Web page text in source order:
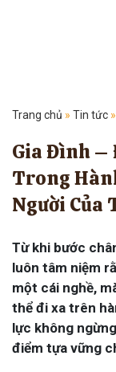
Trang chủ » Tin tức »
Gia Đình –
Trong
Người Của
Từ khi bước
luôn tâm niệm
một cái nghề,
thể đi xa trên
lực không
điểm tựa vững